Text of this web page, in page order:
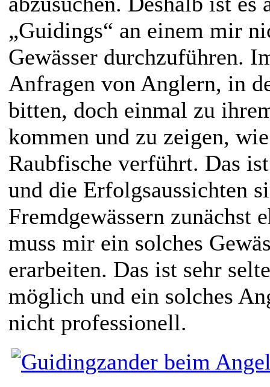
„Guidings“ an einem mir
Gewässer durchzuführen.
Anfragen von Anglern, in
bitten, doch einmal zu
kommen und zu zeigen,
Raubfische verführt. Das
und die Erfolgsaussichten
Fremdgewässern zunächst
muss mir ein solches
erarbeiten. Das ist sehr
möglich und ein solches
nicht professionell.